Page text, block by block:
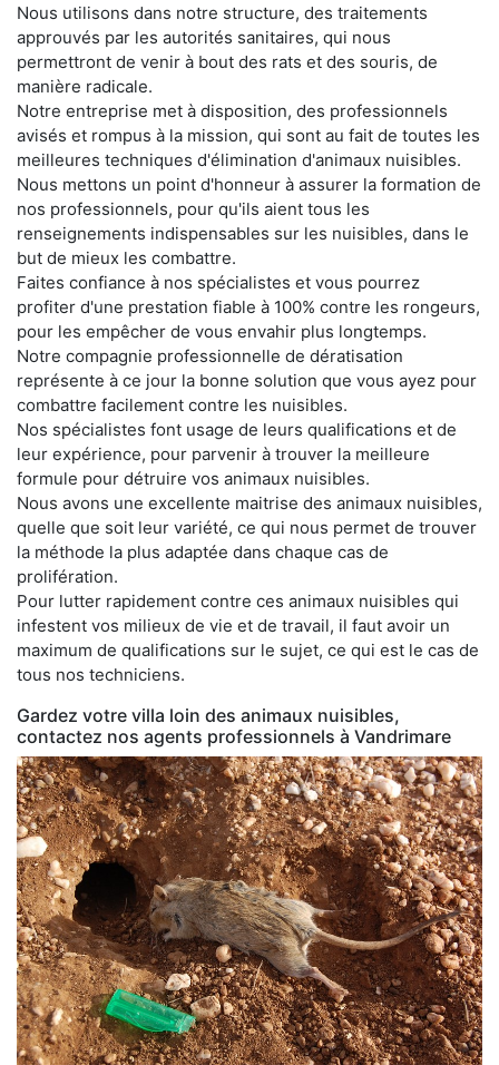
Nous utilisons dans notre structure, des traitements
approuvés par les autorités sanitaires, qui nous
permettront de venir à bout des rats et des souris, de
manière radicale.
Notre entreprise met à disposition, des professionnels
avisés et rompus à la mission, qui sont au fait de toutes les
meilleures techniques d'élimination d'animaux nuisibles.
Nous mettons un point d'honneur à assurer la formation de
nos professionnels, pour qu'ils aient tous les
renseignements indispensables sur les nuisibles, dans le
but de mieux les combattre.
Faites confiance à nos spécialistes et vous pourrez
profiter d'une prestation fiable à 100% contre les rongeurs,
pour les empêcher de vous envahir plus longtemps.
Notre compagnie professionnelle de dératisation
représente à ce jour la bonne solution que vous ayez pour
combattre facilement contre les nuisibles.
Nos spécialistes font usage de leurs qualifications et de
leur expérience, pour parvenir à trouver la meilleure
formule pour détruire vos animaux nuisibles.
Nous avons une excellente maitrise des animaux nuisibles,
quelle que soit leur variété, ce qui nous permet de trouver
la méthode la plus adaptée dans chaque cas de
prolifération.
Pour lutter rapidement contre ces animaux nuisibles qui
infestent vos milieux de vie et de travail, il faut avoir un
maximum de qualifications sur le sujet, ce qui est le cas de
tous nos techniciens.
Gardez votre villa loin des animaux nuisibles,
contactez nos agents professionnels à Vandrimare